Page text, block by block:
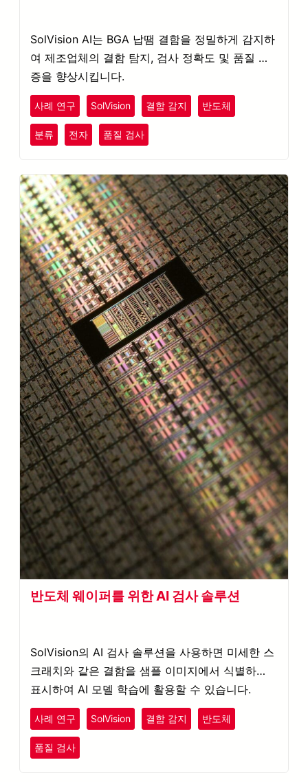
SolVision AI는 BGA 납땜 결함을 정밀하게 감지하
여 제조업체의 결함 탐지, 검사 정확도 및 품질 보
증을 향상시킵니다.
사례 연구 SolVision 결함 감지 반도체
분류 전자 품질 검사
반도체 웨이퍼를 위한 AI 검사 솔루션
SolVision의 AI 검사 솔루션을 사용하면 미세한 스
크래치와 같은 결함을 샘플 이미지에서 식별하고
표시하여 AI 모델 학습에 활용할 수 있습니다.
사례 연구 SolVision 결함 감지 반도체
품질 검사